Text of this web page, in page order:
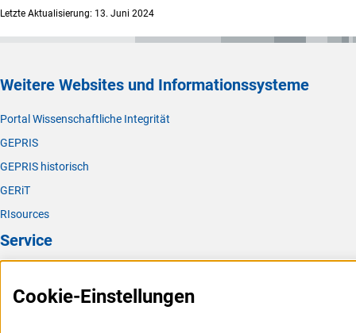
Letzte Aktualisierung: 13. Juni 2024
Weitere Websites und Informationssysteme
Portal Wissenschaftliche Integrität
GEPRIS
GEPRIS historisch
GERiT
RIsources
Service
FAQCookie-Einstellungen